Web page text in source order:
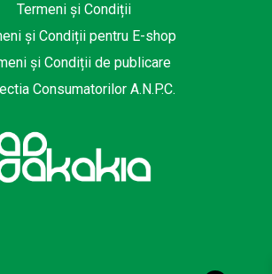
Termeni și Condiții
și Condiții pentru E-shop
și Condiții de publicare
Consumatorilor A.N.P.C.